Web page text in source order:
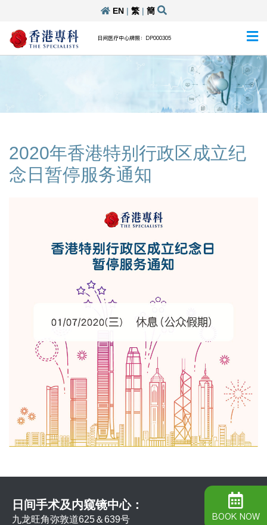
EN| 繁| 簡
日间医疗中心牌照：DP000305
2020年香港特别行政区成立纪
念日暂停服务通知
日间手术及内窥镜中心：
九龙旺角弥敦道625＆639号
BOOK NOW